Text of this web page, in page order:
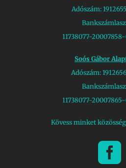
Adószám:
11738077-
Soós Gábor
Adószám:
11738077-
Kövess minket
